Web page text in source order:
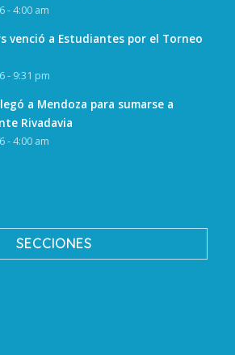
- 4:00 am
venció a Estudiantes por el Torneo
- 9:31 pm
a Mendoza para sumarse a
Rivadavia
- 4:00 am
SECCIONES